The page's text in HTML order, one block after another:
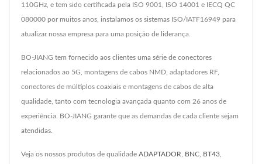
110GHz, e tem sido certificada pela ISO 9001, ISO 14001 e IECQ QC
080000 por muitos anos, instalamos os sistemas ISO/IATF16949 para
atualizar nossa empresa para uma posição de liderança.
BO-JIANG tem fornecido aos clientes uma série de conectores
relacionados ao 5G, montagens de cabos NMD, adaptadores RF,
conectores de múltiplos coaxiais e montagens de cabos de alta
qualidade, tanto com tecnologia avançada quanto com 26 anos de
experiência. BO-JIANG garante que as demandas de cada cliente sejam
atendidas.
Veja os nossos produtos de qualidade ADAPTADOR BNC BT43